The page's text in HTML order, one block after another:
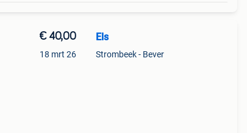
€ 40,00
18 mrt 26
Els
Strombeek - Bever